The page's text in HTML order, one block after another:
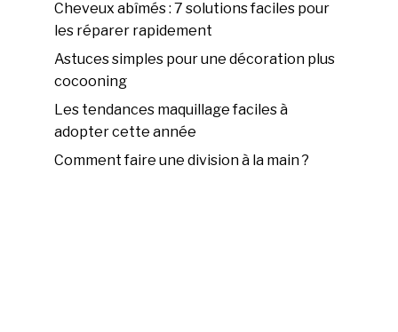
Cheveux abîmés : 7 solutions faciles pour
les réparer rapidement
Astuces simples pour une décoration plus
cocooning
Les tendances maquillage faciles à
adopter cette année
Comment faire une division à la main ?